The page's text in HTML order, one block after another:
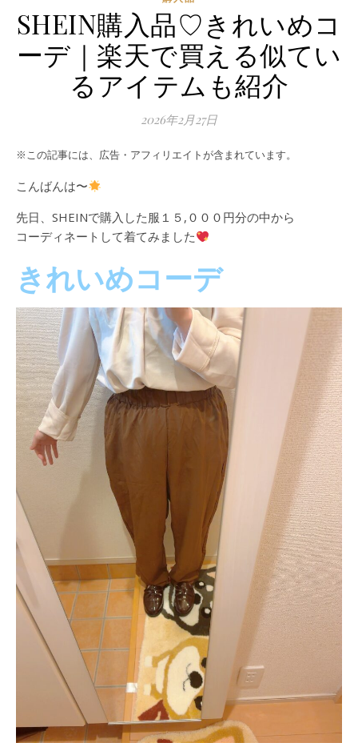
SHEIN購入品♡きれいめコ
ーデ｜楽天で買える似てい
るアイテムも紹介
2026年2月27日
※この記事には、広告・アフィリエイトが含まれています。
こんばんは〜
先日、SHEINで購入した服１５,０００円分の中から
コーディネートして着てみました
きれいめコーデ